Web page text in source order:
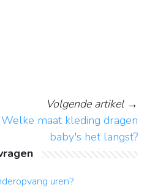
Volgende artikel→
Welke maat kleding dragen
baby's het langst?
uren?